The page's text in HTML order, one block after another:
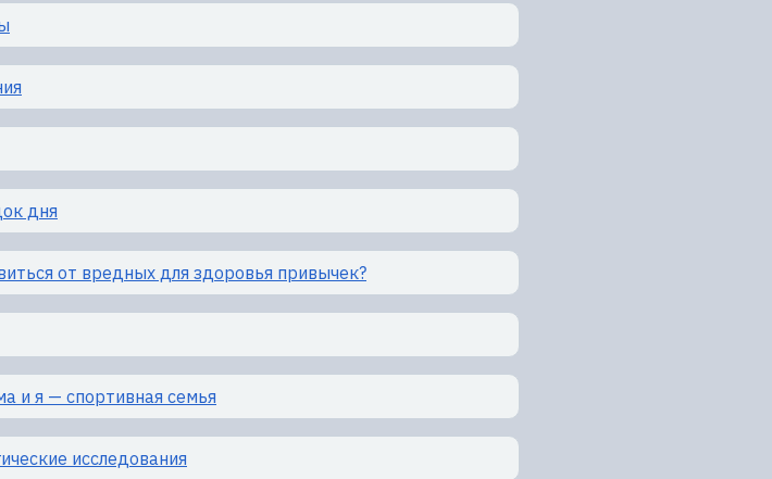
дня
от вредных для здоровья привычек?
и я — спортивная семья
исследования